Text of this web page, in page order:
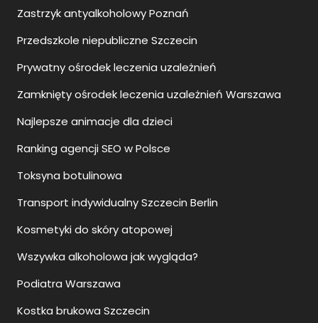
Zastrzyk antyalkoholowy Poznań
Przedszkole niepubliczne Szczecin
Prywatny ośrodek leczenia uzależnień
Zamknięty ośrodek leczenia uzależnień Warszawa
Najlepsze animacje dla dzieci
Ranking agencji SEO w Polsce
Toksyna botulinowa
Transport indywidualny Szczecin Berlin
Kosmetyki do skóry atopowej
Wszywka alkoholowa jak wygląda?
Podiatra Warszawa
Kostka brukowa Szczecin